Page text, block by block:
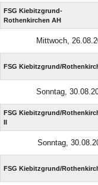
FSG Kiebitzgrund-
Rothenkirchen AH
Mittwoch,
FSG Kiebitzgrund/​
Sonntag,
FSG Kiebitzgrund/​
II
Sonntag,
FSG Kiebitzgrund/​